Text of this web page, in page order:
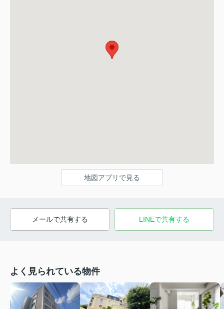
地図アプリで見る
メールで共有する LINEで共有する
よく見られている物件